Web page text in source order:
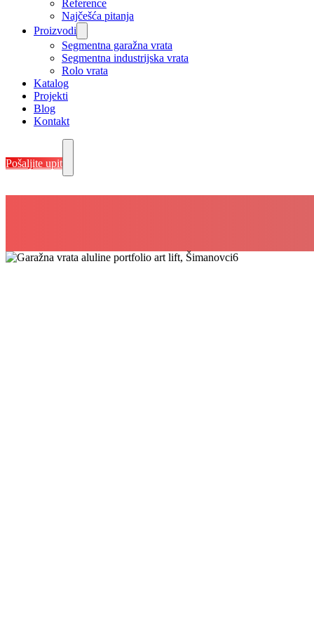
Reference
Najčešća pitanja
Proizvodi
Segmentna garažna vrata
Segmentna industrijska vrata
Rolo vrata
Katalog
Projekti
Blog
Kontakt
Pošaljite upit